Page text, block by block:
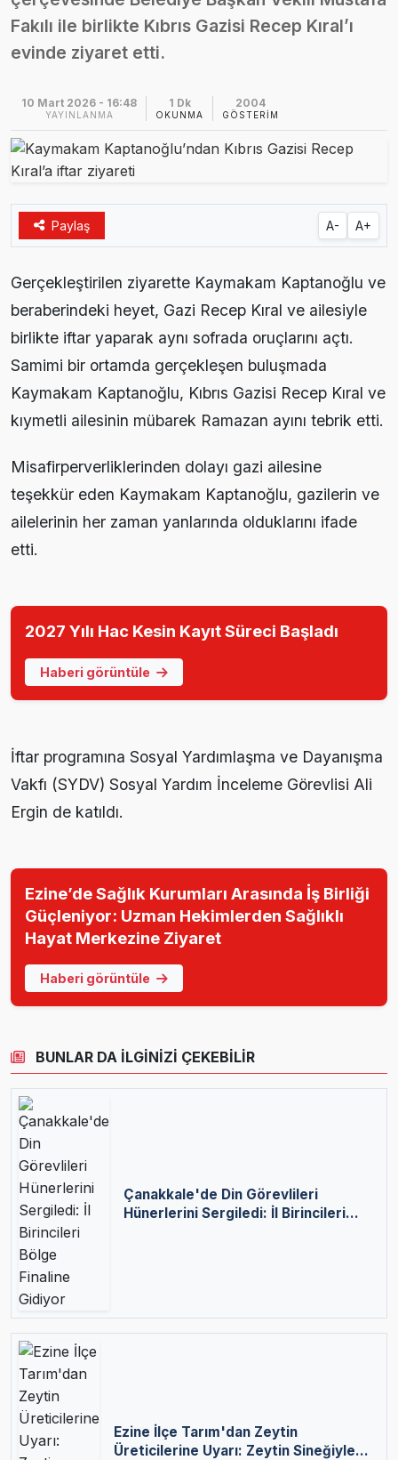
14:29 |
10:45 |
16:48 |
Fakılı ile birlikte Kıbrıs Gazisi Recep Kıral’ı
evinde ziyaret etti.
10 Mart 2026 - 16:48
YAYINLANMA
1 Dk
OKUNMA
2004
GÖSTERIM
Paylaş A- A+
Gerçekleştirilen ziyarette Kaymakam Kaptanoğlu ve
beraberindeki heyet, Gazi Recep Kıral ve ailesiyle
birlikte iftar yaparak aynı sofrada oruçlarını açtı.
Samimi bir ortamda gerçekleşen buluşmada
Kaymakam Kaptanoğlu, Kıbrıs Gazisi Recep Kıral ve
kıymetli ailesinin mübarek Ramazan ayını tebrik etti.
Misafirperverliklerinden dolayı gazi ailesine
teşekkür eden Kaymakam Kaptanoğlu, gazilerin ve
ailelerinin her zaman yanlarında olduklarını ifade
etti.
2027 Yılı Hac Kesin Kayıt Süreci Başladı
Haberi görüntüle
İftar programına Sosyal Yardımlaşma ve Dayanışma
Vakfı (SYDV) Sosyal Yardım İnceleme Görevlisi Ali
Ergin de katıldı.
Ezine’de Sağlık Kurumları Arasında İş Birliği
Güçleniyor: Uzman Hekimlerden Sağlıklı
Hayat Merkezine Ziyaret
Haberi görüntüle
BUNLAR DA İLGİNİZİ ÇEKEBİLİR
Çanakkale'de Din Görevlileri
Hünerlerini Sergiledi: İl Birincileri
Ezine İlçe Tarım'dan Zeytin
Üreticilerine Uyarı: Zeytin Sineğiyle